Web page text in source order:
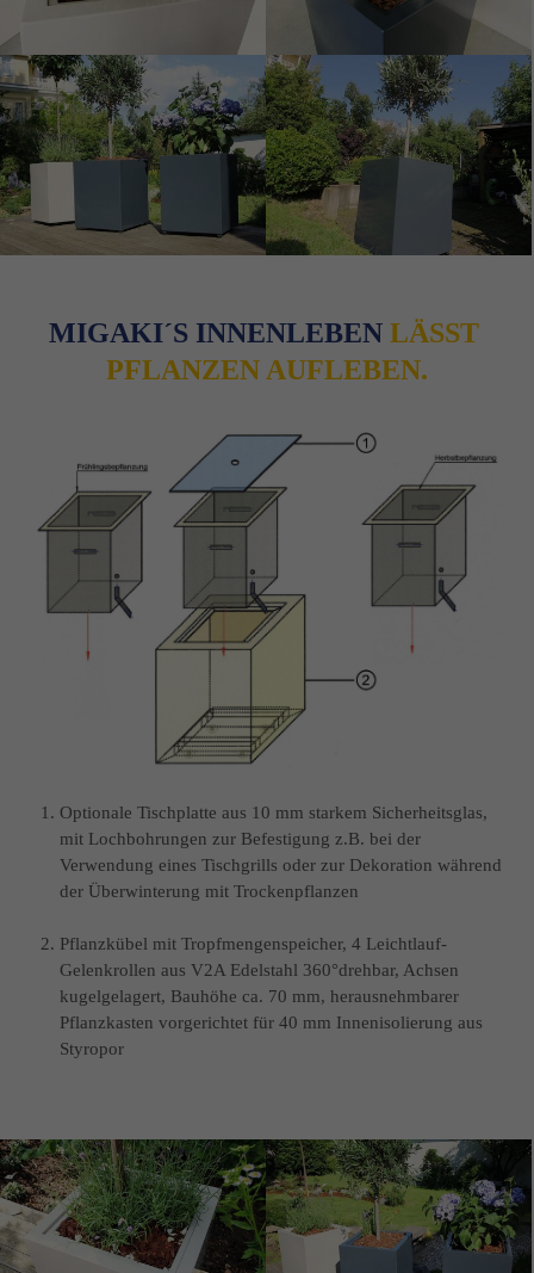
MIGAKI´S INNENLEBEN LÄSST
PFLANZEN AUFLEBEN.
Optionale Tischplatte aus 10 mm starkem Sicherheitsglas,
mit Lochbohrungen zur Befestigung z.B. bei der
Verwendung eines Tischgrills oder zur Dekoration während
der Überwinterung mit Trockenpflanzen
Pflanzkübel mit Tropfmengenspeicher, 4 Leichtlauf-
Gelenkrollen aus V2A Edelstahl 360°drehbar, Achsen
kugelgelagert, Bauhöhe ca. 70 mm, herausnehmbarer
Pflanz­kasten vorgerichtet für 40 mm Innenisolierung aus
Styropor